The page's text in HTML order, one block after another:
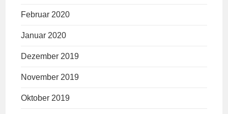
Februar 2020
Januar 2020
Dezember 2019
November 2019
Oktober 2019